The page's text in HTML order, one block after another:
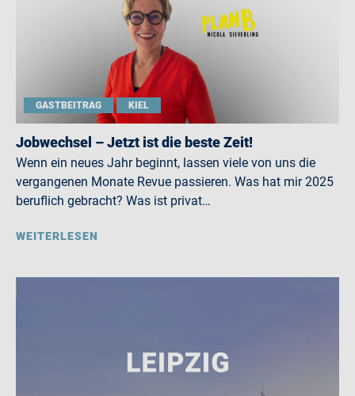
GASTBEITRAG KIEL
Jobwechsel – Jetzt ist die beste Zeit!
Wenn ein neues Jahr beginnt, lassen viele von uns die
vergangenen Monate Revue passieren. Was hat mir 2025
beruflich gebracht? Was ist privat…
WEITERLESEN